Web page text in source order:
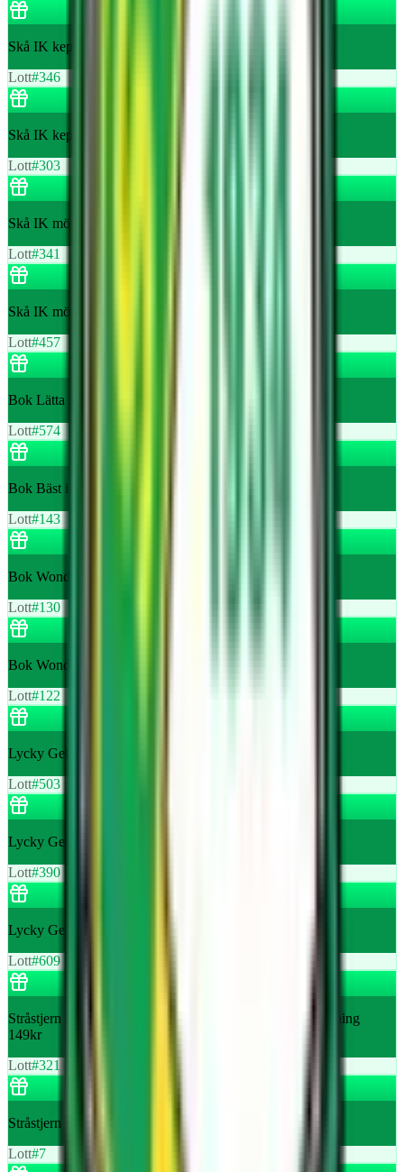
Skå IK keps
Lott#346
Skå IK keps
Lott#303
Skå IK mössa
Lott#341
Skå IK mössa
Lott#457
Bok Lätta fakta om Fotboll och Fotbollsstjärnor - Berghs
Lott#574
Bok Bäst i Sverige - Berghs
Lott#143
Bok Wonder kid - Jukka Behm
Lott#130
Bok Wonder kid - Jukka Behm
Lott#122
Lycky Gelato presentkort 155 kr
Lott#503
Lycky Gelato presentkort 155 kr
Lott#390
Lycky Gelato presentkort 155 kr
Lott#609
Stråstjern Friskvård Ekologiska hårtvålar i presentförpackning
149kr
Lott#321
Stråstjern Friskvård Doftljus Victor Vaisser 199kr
Lott#7